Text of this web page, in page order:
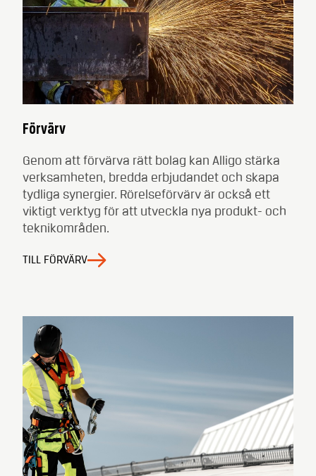
Förvärv
Genom att förvärva rätt bolag kan Alligo stärka
verksamheten, bredda erbjudandet och skapa
tydliga synergier. Rörelseförvärv är också ett
viktigt verktyg för att utveckla nya produkt- och
teknikområden.
TILL FÖRVÄRV